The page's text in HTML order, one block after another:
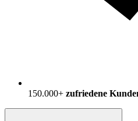
30 TageWiderrufsrecht